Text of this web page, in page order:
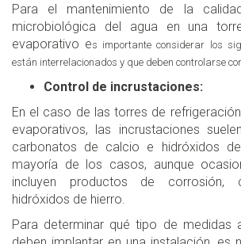
Para el mantenimiento de la
microbiológica del agua en una
evaporativo es importante considerar los
están interrelacionados y que deben controlarse
Control de incrustaciones:
En el caso de las torres de
evaporativos, las incrustaciones
carbonatos de calcio e hidróxidos
mayoría de los casos, aunque
incluyen productos de
hidróxidos de hierro.
Para determinar qué tipo de medidas